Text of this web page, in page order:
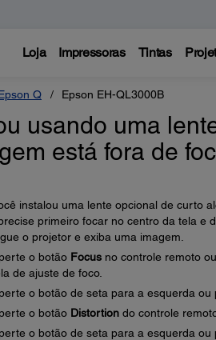
Loja Impressoras Tintas
Q Epson EH-QL3000B
usando uma
está fora de
instalou uma lente opcional de curto
primeiro focar no centro da tela e
o projetor e exiba uma imagem.
o botão Focusno controle remoto
de ajuste de foco.
o botão de seta para a esquerda
o botão Distortiondo controle
o botão de seta para a esquerda